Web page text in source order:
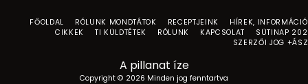
A pillanat íze
Copyright © 2026 Minden jog fenntartva
FŐOLDAL RÓLUNK MONDTÁTOK RECEPTJEINK
HÍREK,
CIKKEK
TI KÜLDTÉTEK RÓLUNK KAPCSOLAT
SÜTINAP
SZERZŐI JOG